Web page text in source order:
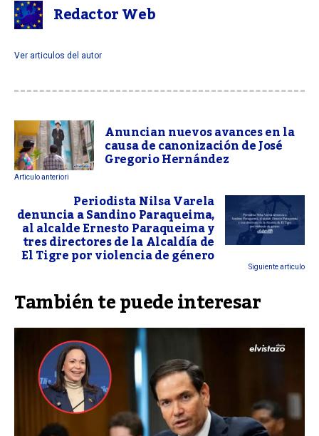
Redactor Web
Ver articulos del autor
Anuncian nuevos avances en la
causa de canonización de José
Gregorio Hernández
Articulo anteriori
Periodista Nilsa Varela
denuncia a Sandino Paraqueima,
al alcalde Ernesto Paraqueima y
tres directores de la Alcaldía de
El Tigre por violencia de género Siguiente articulo
También te puede interesar